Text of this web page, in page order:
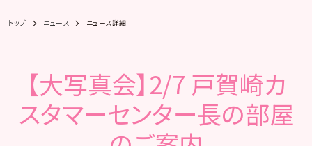
トップ ニュース ニュース詳細
【大写真会】2/7 戸賀崎カ
スタマーセンター長の部屋